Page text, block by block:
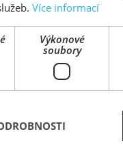
Více informací
Výkonové
soubory